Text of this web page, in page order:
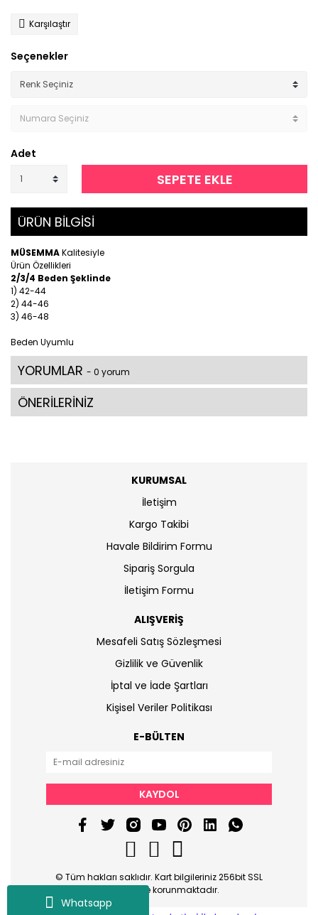
Whatsapp
Karşılaştır
Seçenekler
Adet
SEPETE EKLE
ÜRÜN BİLGİSİ
MÜSEMMAKalitesiyle
Ürün Özellikleri
2/3/4 Beden Şeklinde
1) 42-44
2) 44-46
3) 46-48
Beden Uyumlu
YORUMLAR - 0 yorum
ÖNERİLERİNİZ
KURUMSAL
İletişim
Kargo Takibi
Havale Bildirim Formu
Sipariş Sorgula
İletişim Formu
ALIŞVERİŞ
Mesafeli Satış Sözleşmesi
Gizlilik ve Güvenlik
İptal ve İade Şartları
Kişisel Veriler Politikası
E-BÜLTEN
KAYDOL
© Tüm hakları saklıdır. Kart bilgileriniz 256bit SSL
sertifikası ile korunmaktadır.